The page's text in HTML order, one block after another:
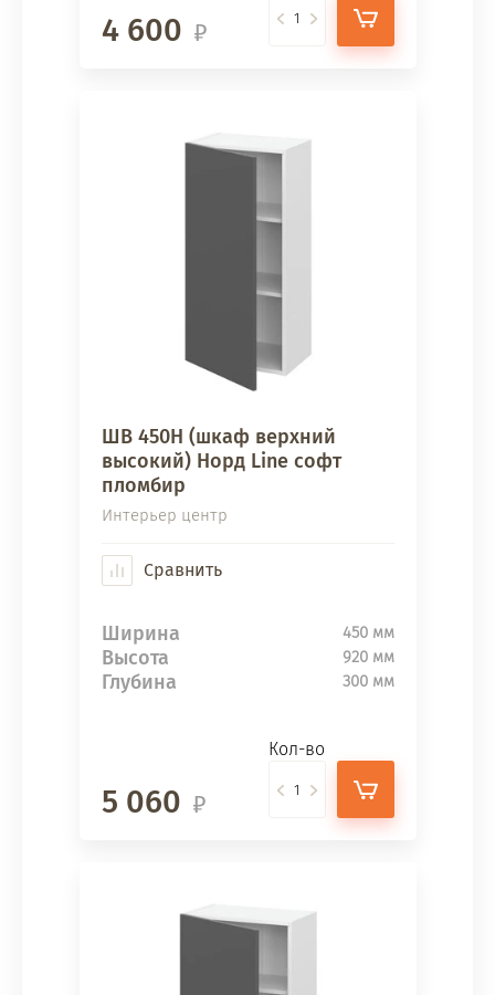
4 600
ШВ 450Н (шкаф верхний
высокий) Норд Line софт
пломбир
Интерьер центр
Сравнить
Ширина 450 мм
Высота 920 мм
Глубина 300 мм
5 060
Кол-во